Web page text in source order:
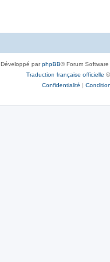
Développé parphpBB® Forum
Traduction française officielle ©
Confidentialité |